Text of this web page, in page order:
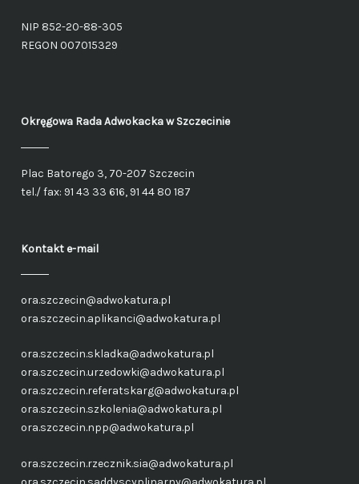
NIP 852-20-88-305
REGON 007015329
Okręgowa Rada Adwokackaw Szczecinie
Plac Batorego 3, 70-207 Szczecin
tel./ fax: 91 43 33 616, 91 44 80 187
Kontakt e-mail
ora.szczecin@adwokatura.pl
ora.szczecin.aplikanci@adwokatura.pl
ora.szczecin.skladka@adwokatura.pl
ora.szczecin.urzedowki@adwokatura.pl
ora.szczecin.referatskarg@adwokatura.pl
ora.szczecin.szkolenia@adwokatura.pl
ora.szczecin.npp@adwokatura.pl
ora.szczecin.rzecznik.sia@adwokatura.pl